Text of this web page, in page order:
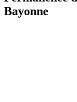
Bayonne